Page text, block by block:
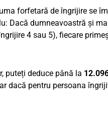
forfetară de îngrijire se
Dacă dumneavoastră și
4 sau 5), fiecare
puteți deduce până la
dacă pentru persoana